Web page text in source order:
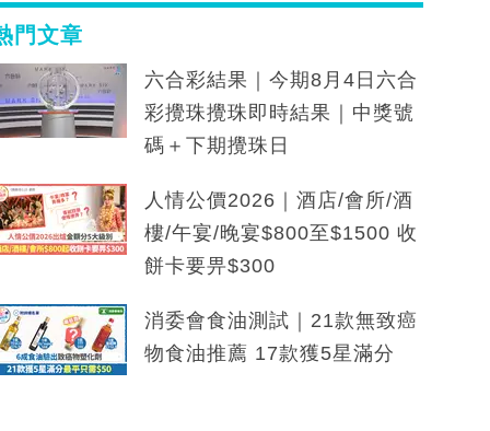
門文章
六合彩結果｜今期8月4日六合
彩攪珠攪珠即時結果｜中獎號
碼＋下期攪珠日
人情公價2026｜酒店/會所/酒
樓/午宴/晚宴$800至$1500 收
餅卡要畀$300
消委會食油測試｜21款無致癌
物食油推薦 17款獲5星滿分